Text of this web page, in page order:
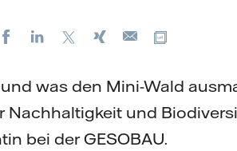
FacebookLinkedIn Xing
E-
was den Mini-Wald
Nachhaltigkeit und
bei der GESOBAU.